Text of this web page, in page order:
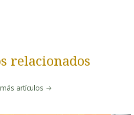
relacionados
artículos